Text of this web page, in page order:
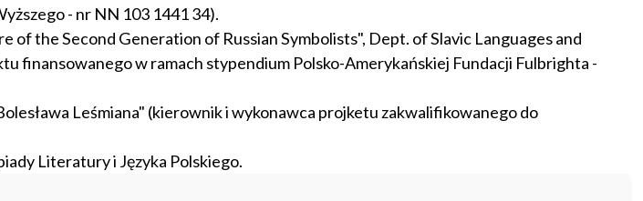
- nr NN 103 1441 34).
the Second Generation of Russian Symbolists", Dept. of Slavic Languages and
finansowanego w ramach stypendium Polsko-Amerykańskiej Fundacji Fulbrighta -
Leśmiana" (kierownik i wykonawca projketu zakwalifikowanego do
Literatury i Języka Polskiego.